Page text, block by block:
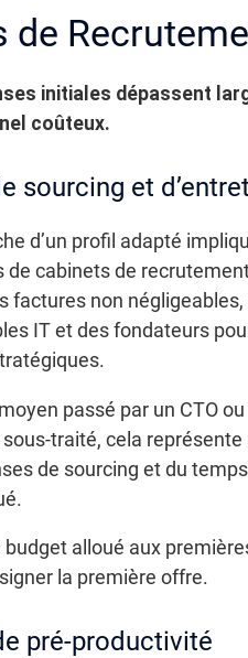
de
initiales dépassent
coûteux.
sourcing et
d’un profil adapté
de cabinets de
factures non
IT et des fondateurs
passé par un CTO
traité, cela
de sourcing et du
budget alloué aux
la première offre.
pré-productivité